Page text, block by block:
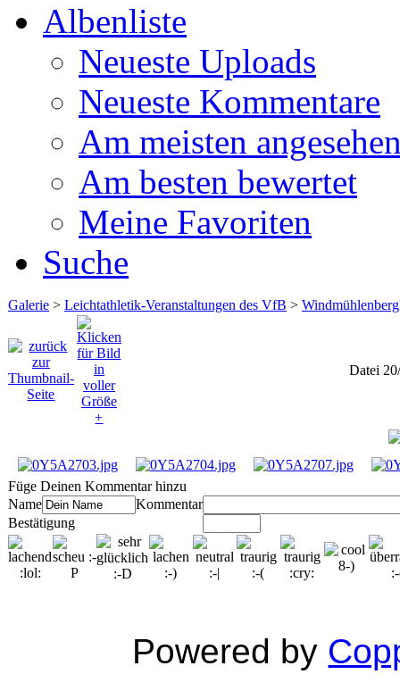
Albenliste
Neueste Uploads
Neueste Kommentare
Am meisten
Am besten bewertet
Meine Favoriten
Suche
Galerie > Leichtathletik-Veranstaltungen des VfB >
Datei
Füge Deinen Kommentar hinzu
Name
Kommentar
Bestätigung
Powered by